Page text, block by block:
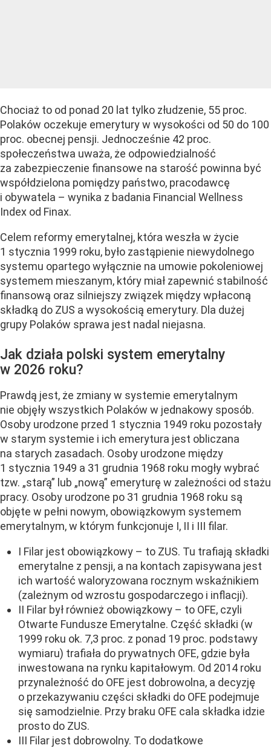
Chociaż to od ponad 20 lat tylko złudzenie, 55 proc.
Polaków oczekuje emerytury w wysokości od 50 do 100
proc. obecnej pensji. Jednocześnie 42 proc.
społeczeństwa uważa, że odpowiedzialność
za zabezpieczenie finansowe na starość powinna być
współdzielona pomiędzy państwo, pracodawcę
i obywatela – wynika z badania Financial Wellness
Index od Finax.
Celem reformy emerytalnej, która weszła w życie
1 stycznia 1999 roku, było zastąpienie niewydolnego
systemu opartego wyłącznie na umowie pokoleniowej
systemem mieszanym, który miał zapewnić stabilność
finansową oraz silniejszy związek między wpłaconą
składką do ZUS a wysokością emerytury. Dla dużej
grupy Polaków sprawa jest nadal niejasna.
Jak działa polski system emerytalny
w 2026 roku?
Prawdą jest, że zmiany w systemie emerytalnym
nie objęły wszystkich Polaków w jednakowy sposób.
Osoby urodzone przed 1 stycznia 1949 roku pozostały
w starym systemie i ich emerytura jest obliczana
na starych zasadach. Osoby urodzone między
1 stycznia 1949 a 31 grudnia 1968 roku mogły wybrać
tzw. „starą” lub „nową” emeryturę w zależności od stażu
pracy. Osoby urodzone po 31 grudnia 1968 roku są
objęte w pełni nowym, obowiązkowym systemem
emerytalnym, w którym funkcjonuje I, II i III filar.
I Filar jest obowiązkowy – to ZUS. Tu trafiają składki
emerytalne z pensji, a na kontach zapisywana jest
ich wartość waloryzowana rocznym wskaźnikiem
(zależnym od wzrostu gospodarczego i inflacji).
II Filar był również obowiązkowy – to OFE, czyli
Otwarte Fundusze Emerytalne. Część składki (w
1999 roku ok. 7,3 proc. z ponad 19 proc. podstawy
wymiaru) trafiała do prywatnych OFE, gdzie była
inwestowana na rynku kapitałowym. Od 2014 roku
przynależność do OFE jest dobrowolna, a decyzję
o przekazywaniu części składki do OFE podejmuje
się samodzielnie. Przy braku OFE cala składka idzie
prosto do ZUS.
III Filar jest dobrowolny. To dodatkowe